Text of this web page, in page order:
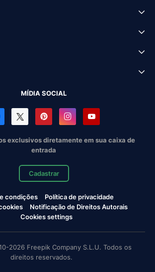
MÍDIA SOCIAL
exclusivos diretamente em sua caixa de
entrada
Cadastrar
condições
Política de privacidade
Notificação de Direitos Autorais
Cookies settings
2026 Freepik Company S.L.U. Todos os
direitos reservados.